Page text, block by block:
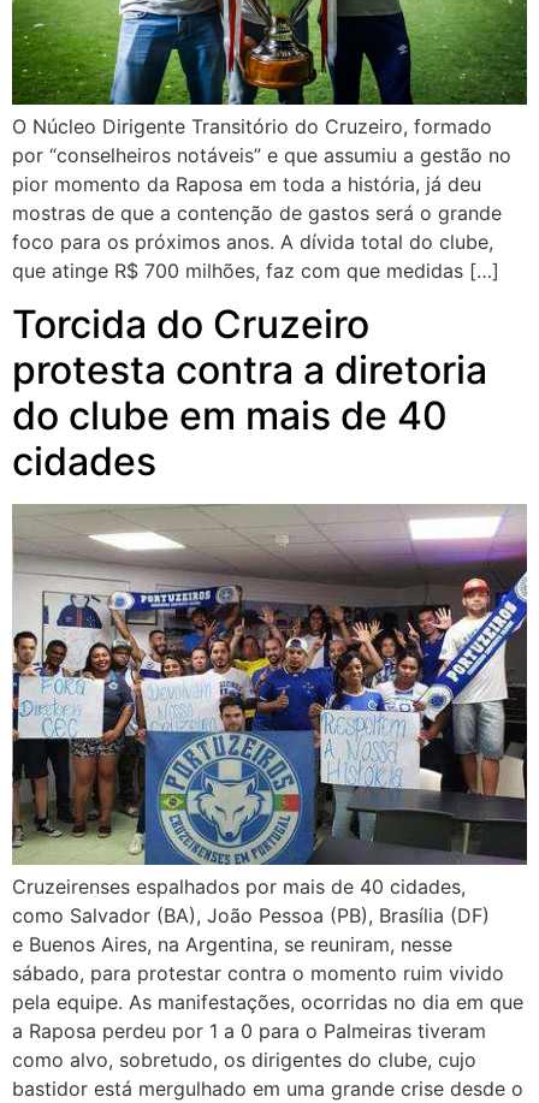
O Núcleo Dirigente Transitório do Cruzeiro, formado
por “conselheiros notáveis” e que assumiu a gestão no
pior momento da Raposa em toda a história, já deu
mostras de que a contenção de gastos será o grande
foco para os próximos anos. A dívida total do clube,
que atinge R$ 700 milhões, faz com que medidas […]
Torcida do Cruzeiro
protesta contra a diretoria
do clube em mais de 40
cidades
Cruzeirenses espalhados por mais de 40 cidades,
como Salvador (BA), João Pessoa (PB), Brasília (DF)
e Buenos Aires, na Argentina, se reuniram, nesse
sábado, para protestar contra o momento ruim vivido
pela equipe. As manifestações, ocorridas no dia em que
a Raposa perdeu por 1 a 0 para o Palmeiras tiveram
como alvo, sobretudo, os dirigentes do clube, cujo
bastidor está mergulhado em uma grande crise desde o